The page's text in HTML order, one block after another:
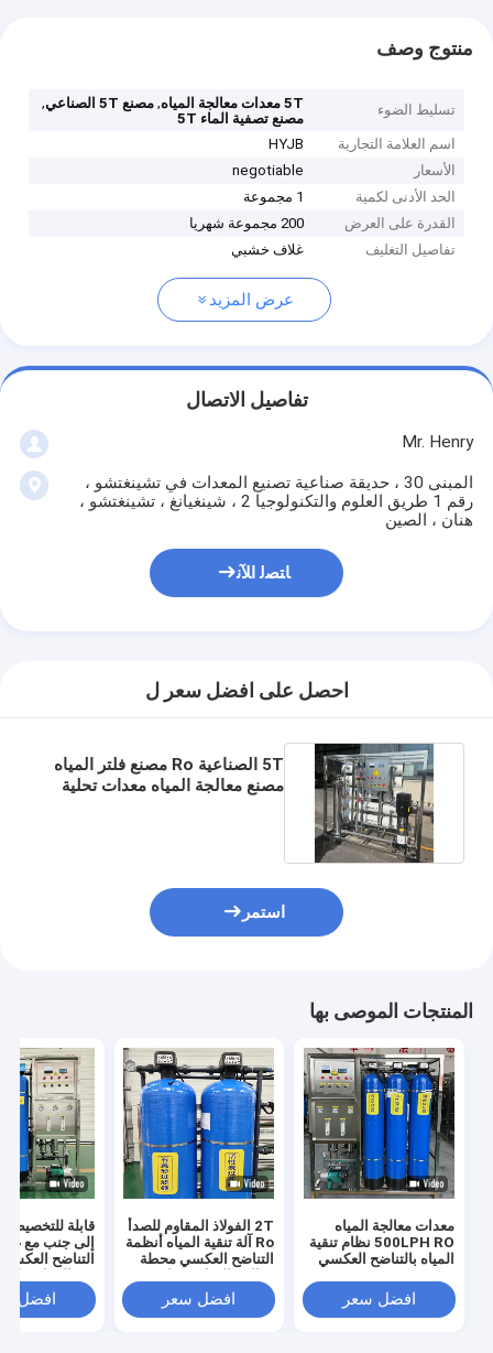
منتوج وصف
تسليط الضوء 5T معدات معالجة المياه ,مصنع 5T الصناعي
,
مصنع تصفية الماء 5T
اسم العلامة التجارية
HYJB
الأسعار
negotiable
الحد الأدنى لكمية
1 مجموعة
القدرة على العرض
200 مجموعة شهريا
تفاصيل التغليف
غلاف خشبي
عرض المزيد
تفاصيل الاتصال
Mr. Henry
المبنى 30 ، حديقة صناعية تصنيع المعدات في تشينغتشو ،
رقم 1 طريق العلوم والتكنولوجيا 2 ، شينغيانغ ، تشينغتشو ،
هنان ، الصين
ﺎﺘﺼﻟ ﺍﻶﻧ
احصل على افضل سعر ل
5T الصناعية Ro مصنع فلتر المياه
مصنع معالجة المياه معدات تحلية
استمر
المنتجات الموصى بها
معدات معالجة المياه
500LPH RO نظام تنقية
المياه بالتناضح العكسي
افضل سعر
2T الفولاذ المقاوم للصدأ
Ro آلة تنقية المياه أنظمة
التناضح العكسي محطة
PLC معالجة المياه
افضل سعر
قابلة للتخصيص
إلى جنب مع
التناضح
معالجة المياه
افضل